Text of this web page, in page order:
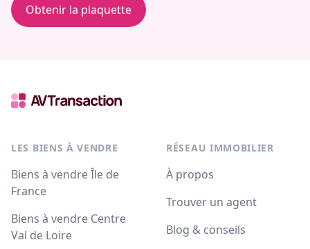
Obtenir la plaquette
LES BIENS À VENDRE
Biens à vendre Île de
France
Biens à vendre Centre
Val de Loire
RÉSEAU IMMOBILIER
À propos
Trouver un agent
Blog & conseils